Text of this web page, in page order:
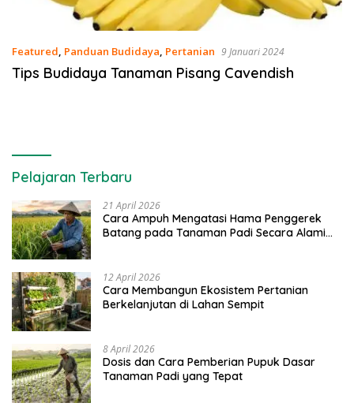
Featured, Panduan Budidaya, Pertanian 9 Januari 2024
Tips Budidaya Tanaman Pisang Cavendish
Pelajaran Terbaru
21 April 2026
Cara Ampuh Mengatasi Hama Penggerek
Batang pada Tanaman Padi Secara Alami
12 April 2026
Cara Membangun Ekosistem Pertanian
Berkelanjutan di Lahan Sempit
8 April 2026
Dosis dan Cara Pemberian Pupuk Dasar
Tanaman Padi yang Tepat